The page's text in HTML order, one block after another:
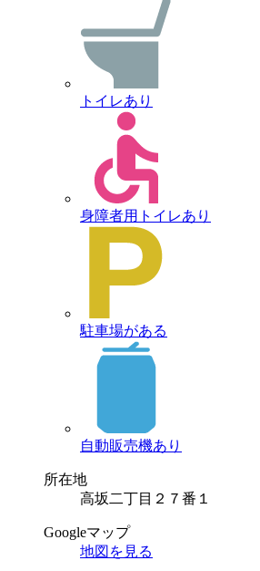
トイレあり
身障者用トイレあり
駐車場がある
自動販売機あり
所在地
高坂二丁目２７番１
Googleマップ
地図を見る